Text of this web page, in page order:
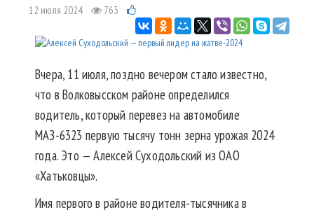
12 июля 2024 763
Вчера, 11 июля, поздно вечером стало известно,
что в Волковысском районе определился
водитель, который перевез на автомобиле
МАЗ-6323 первую тысячу тонн зерна урожая 2024
года. Это — Алексей Суходольский из ОАО
«Хатьковцы».
Имя первого в районе водителя-тысячника в